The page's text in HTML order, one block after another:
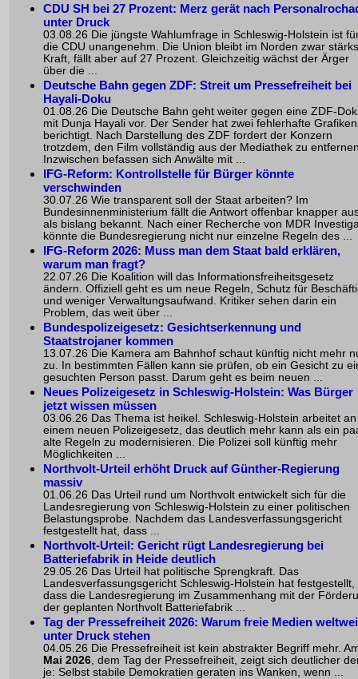
CDU SH bei 27 Prozent: Merz gerät nach
unter Druck
03.08.26 Die jüngste Wahlumfrage in Schleswig-Holstein ist
die CDU unangenehm. Die Union bleibt im Norden zwar
Kraft, fällt aber auf 27 Prozent. Gleichzeitig wächst der Ärger
über die ...
Deutsche Bahn gegen ZDF: Streit um Pressefreiheit bei
Hayali-Doku
01.08.26 Die Deutsche Bahn geht weiter gegen eine ZDF-
mit Dunja Hayali vor. Der Sender hat zwei fehlerhafte Grafiken
berichtigt. Nach Darstellung des ZDF fordert der Konzern
trotzdem, den Film vollständig aus der Mediathek zu
Inzwischen befassen sich Anwälte mit ...
IFG-Reform: Kontrollstelle für Bürger könnte
verschwinden
30.07.26 Wie transparent soll der Staat arbeiten? Im
Bundesinnenministerium fällt die Antwort offenbar knapper
als bislang bekannt. Nach einer Recherche von MDR
könnte die Bundesregierung nicht nur einzelne Regeln des ...
IFG-Reform 2026: Muss man dem Staat bald erklären,
warum man fragt?
22.07.26 Die Koalition will das Informationsfreiheitsgesetz
ändern. Offiziell geht es um neue Regeln, Schutz für
und weniger Verwaltungsaufwand. Kritiker sehen darin ein
Problem, das weit über ...
Bundespolizeigesetz: Gesichtserkennung und
Staatstrojaner kommen
13.07.26 Die Kamera am Bahnhof schaut künftig nicht mehr
zu. In bestimmten Fällen kann sie prüfen, ob ein Gesicht zu
gesuchten Person passt. Darum geht es beim neuen ...
Neues Polizeigesetz in Schleswig-Holstein: Was Bürger
jetzt wissen müssen
03.06.26 Das Thema ist heikel. Schleswig-Holstein arbeitet an
einem neuen Polizeigesetz, das deutlich mehr kann als ein
alte Regeln zu modernisieren. Die Polizei soll künftig mehr
Möglichkeiten ...
Northvolt-Urteil erhöht Druck auf Günther-Regierung
massiv
01.06.26 Das Urteil rund um Northvolt entwickelt sich für die
Landesregierung von Schleswig-Holstein zu einer politischen
Belastungsprobe. Nachdem das Landesverfassungsgericht
festgestellt hat, dass ...
Northvolt-Urteil: Gericht rügt Landesregierung bei
Batteriefabrik in Heide deutlich
29.05.26 Das Urteil hat politische Sprengkraft. Das
Landesverfassungsgericht Schleswig-Holstein hat festgestellt,
dass die Landesregierung im Zusammenhang mit der
der geplanten Northvolt Batteriefabrik ...
Tag der Pressefreiheit 2026: Warum freie Medien
unter Druck stehen
04.05.26 Die Pressefreiheit ist kein abstrakter Begriff mehr.
Mai 2026 , dem Tag der Pressefreiheit, zeigt sich deutlicher
je: Selbst stabile Demokratien geraten ins Wanken, wenn ...